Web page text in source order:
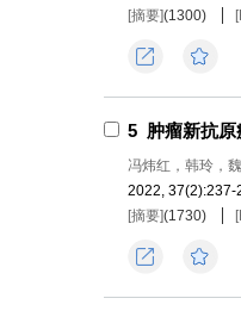
[摘要](1300)
5 肿瘤新抗
冯炜红，韩玲，
2022, 37(2):237-
[摘要](1730)